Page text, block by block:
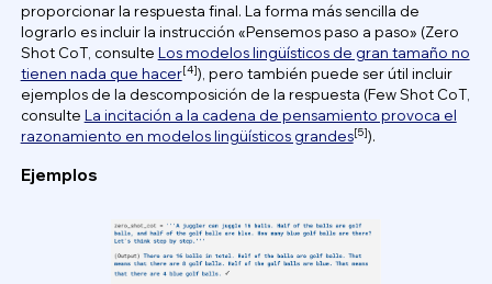
proporcionar la respuesta final. La forma más sencilla de
lograrlo es incluir la instrucción «Pensemos paso a paso» (Zero
Shot CoT, consulte Los modelos lingüísticos de gran tamaño no
tienen nada que hacer[4]), pero también puede ser útil incluir
ejemplos de la descomposición de la respuesta (Few Shot CoT,
consulte La incitación a la cadena de pensamiento provoca el
razonamiento en modelos lingüísticos grandes[5]).
Ejemplos